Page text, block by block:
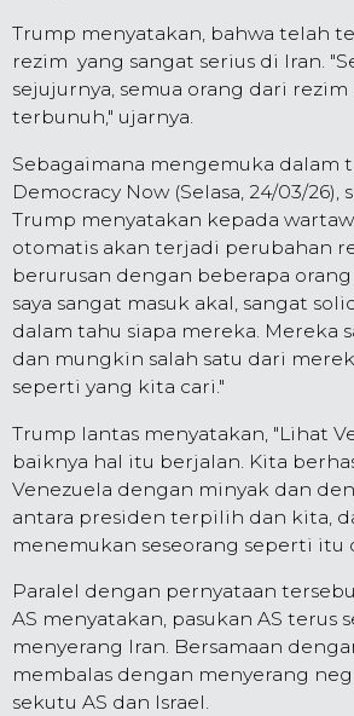
Trump menyatakan, bahwa telah
rezim yang sangat serius di Iran.
sejujurnya, semua orang dari
terbunuh," ujarnya.
Sebagaimana mengemuka dalam
Democracy Now (Selasa, 24/03/26),
Trump menyatakan kepada
otomatis akan terjadi perubahan
berurusan dengan beberapa
saya sangat masuk akal, sangat
dalam tahu siapa mereka. Mereka
dan mungkin salah satu dari
seperti yang kita cari."
Trump lantas menyatakan, "Lihat
baiknya hal itu berjalan. Kita
Venezuela dengan minyak dan
antara presiden terpilih dan kita,
menemukan seseorang seperti itu
Paralel dengan pernyataan
AS menyatakan, pasukan AS terus
menyerang Iran. Bersamaan
membalas dengan menyerang
sekutu AS dan Israel.